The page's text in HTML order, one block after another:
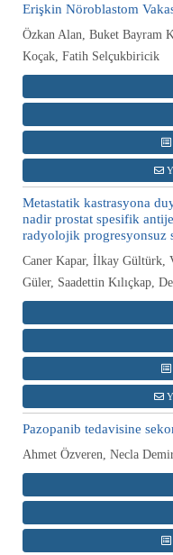
Erişkin Nöroblastom
Özkan Alan, Buket Bayram
Koçak, Fatih Selçukbiricik
Metastatik kastrasyona
nadir prostat spesifik
radyolojik progresyonsuz
Caner Kapar, İlkay Gültürk,
Güler, Saadettin Kılıçkap,
Pazopanib tedavisine
Ahmet Özveren, Necla